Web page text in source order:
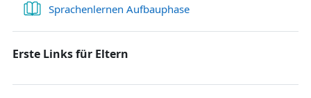
Sprachenlernen AufbauphaseBuch
Erste Links für Eltern